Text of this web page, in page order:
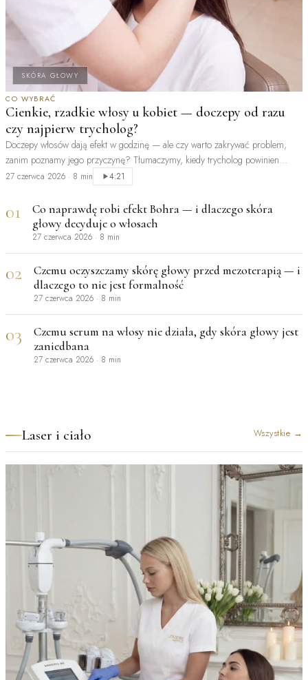
SKÓRA GŁOWY
CO WYBRAĆ
Cienkie, rzadkie włosy u kobiet — doczepy od razu
czy najpierw trycholog?
Doczepy włosów dają efekt w godzinę — ale czy warto zakrywać problem,
zanim poznamy jego przyczynę? Tłumaczymy, kiedy trycholog powinien
być…
27 czerwca 2026 · 8 min 4:21
01
Co naprawdę robi efekt Bohra — i dlaczego skóra
głowy decyduje o włosach
27 czerwca 2026 · 8 min
02
Czemu oczyszczamy skórę głowy przed mezoterapią — i
dlaczego to nie jest formalność
27 czerwca 2026 · 8 min
03
Czemu serum na włosy nie działa, gdy skóra głowy jest
zaniedbana
27 czerwca 2026 · 8 min
Laser i ciało Wszystkie →